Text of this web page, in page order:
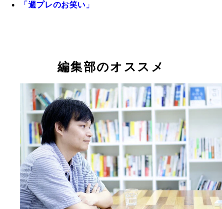
「週プレのお笑い」
編集部のオススメ